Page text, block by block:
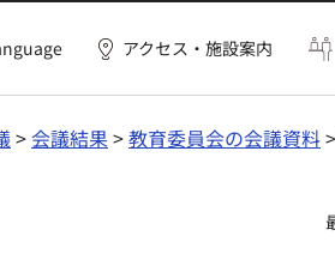
アクセス・施設案内
>会議結果>教育委員会の会議資料